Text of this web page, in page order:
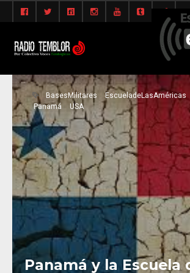
BasesMilitares EscueladeLasAméricas
Panamá
USA
Panamá y la Escuela